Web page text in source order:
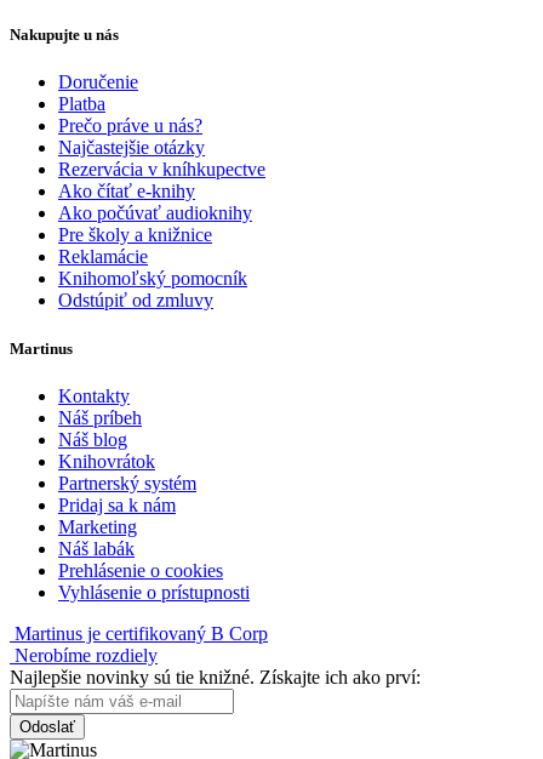
Nakupujte u nás
Doručenie
Platba
Prečo práve u nás?
Najčastejšie otázky
Rezervácia v kníhkupectve
Ako čítať e-knihy
Ako počúvať audioknihy
Pre školy a knižnice
Reklamácie
Knihomoľský pomocník
Odstúpiť od zmluvy
Martinus
Kontakty
Náš príbeh
Náš blog
Knihovrátok
Partnerský systém
Pridaj sa k nám
Marketing
Náš labák
Prehlásenie o cookies
Vyhlásenie o prístupnosti
Martinus je certifikovaný B Corp
Nerobíme rozdiely
Najlepšie novinky sú tie knižné. Získajte ich ako prví:
Odoslať